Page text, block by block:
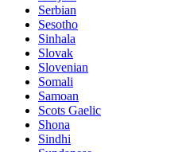
Serbian
Sesotho
Sinhala
Slovak
Slovenian
Somali
Samoan
Scots Gaelic
Shona
Sindhi